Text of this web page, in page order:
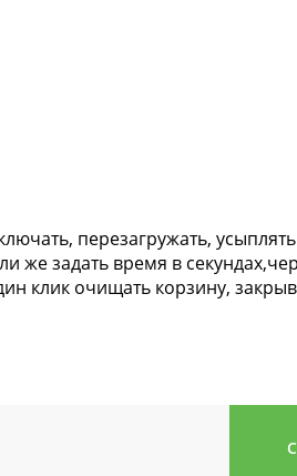
перезагружать,
же задать время в
клик очищать корзину,